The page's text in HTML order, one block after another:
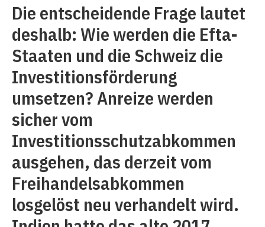
Die entscheidende Frage lautet
deshalb: Wie werden die Efta-
Staaten und die Schweiz die
Investitionsförderung
umsetzen? Anreize werden
sicher vom
Investitionsschutzabkommen
ausgehen, das derzeit vom
Freihandelsabkommen
losgelöst neu verhandelt wird.